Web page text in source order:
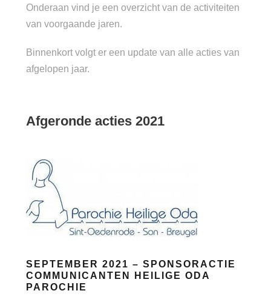
Onderaan vind je een overzicht van de activiteiten
van voorgaande jaren.
Binnenkort volgt er een update van alle acties van
afgelopen jaar.
Afgeronde acties 2021
SEPTEMBER 2021 – SPONSORACTIE
COMMUNICANTEN HEILIGE ODA
PAROCHIE